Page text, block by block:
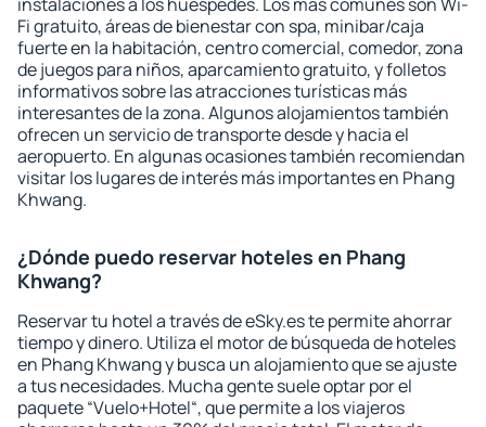
Fi gratuito, áreas de bienestar con spa, minibar/caja
fuerte en la habitación, centro comercial, comedor, zona
de juegos para niños, aparcamiento gratuito, y folletos
informativos sobre las atracciones turísticas más
interesantes de la zona. Algunos alojamientos también
ofrecen un servicio de transporte desde y hacia el
aeropuerto. En algunas ocasiones también recomiendan
visitar los lugares de interés más importantes en Phang
Khwang.
¿Dónde puedo reservar hoteles en Phang
Khwang?
Reservar tu hotel a través de eSky.es te permite ahorrar
tiempo y dinero. Utiliza el motor de búsqueda de hoteles
en Phang Khwang y busca un alojamiento que se ajuste
a tus necesidades. Mucha gente suele optar por el
paquete “Vuelo+Hotel“, que permite a los viajeros